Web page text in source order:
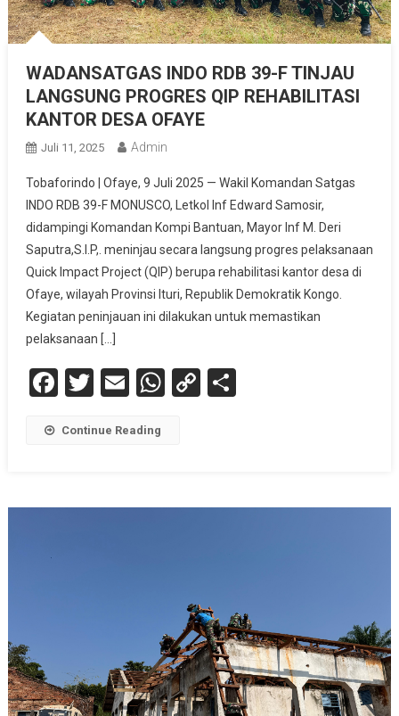
WADANSATGAS INDO RDB 39-F TINJAU
LANGSUNG PROGRES QIP REHABILITASI
KANTOR DESA OFAYE
Juli 11, 2025 Admin
Tobaforindo | Ofaye, 9 Juli 2025 — Wakil Komandan Satgas
INDO RDB 39-F MONUSCO, Letkol Inf Edward Samosir,
didampingi Komandan Kompi Bantuan, Mayor Inf M. Deri
Saputra,S.I.P,. meninjau secara langsung progres pelaksanaan
Quick Impact Project (QIP) berupa rehabilitasi kantor desa di
Ofaye, wilayah Provinsi Ituri, Republik Demokratik Kongo.
Kegiatan peninjauan ini dilakukan untuk memastikan
pelaksanaan […]
Facebook
Twitter
EmailWhatsApp
CopyShare
Continue Reading